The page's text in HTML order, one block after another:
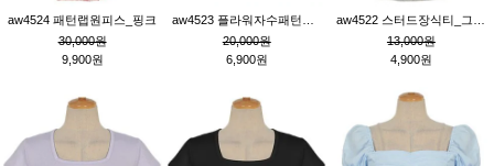
aw4524 패턴랩원피스_핑크
30,000원
9,900원
20,000원
6,900원
13,000원
4,900원